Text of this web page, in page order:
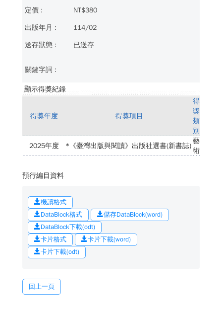
NT$380
114/02
已送存
顯示得獎紀錄
得獎年度 得獎項目
得
獎
類
別
2025年度
*《臺灣出版與閱讀》出版社選書(新書誌)
藝
術
預行編目資料
機讀格式
DataBlock格式
儲存DataBlock(word)
DataBlock下載(odt)
卡片格式
卡片下載(word)
卡片下載(odt)
回上一頁